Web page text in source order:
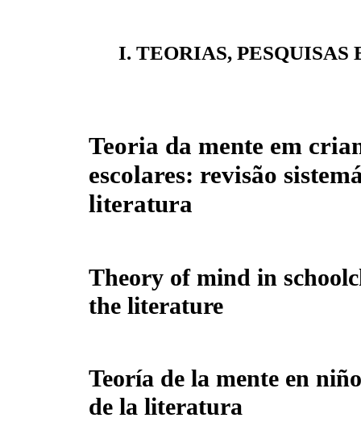
I. TEORIAS, PESQUISAS
Teoria da mente em
escolares: revisão
literatura
Theory of mind in
the literature
Teoría de la mente en
de la literatura